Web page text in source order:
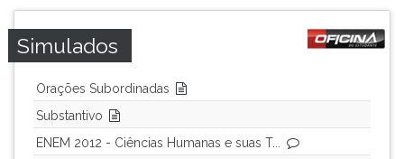
Simulados
Orações Subordinadas
Substantivo
ENEM 2012 - Ciências Humanas e suas T...